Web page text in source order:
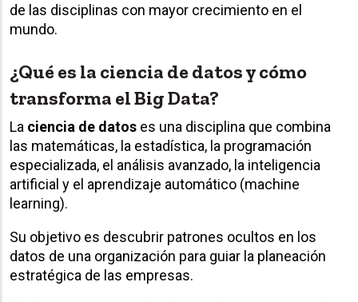
de las disciplinas con mayor crecimiento en el
mundo.
¿Qué es la ciencia de datos y cómo
transforma el Big Data?
La ciencia de datos es una disciplina que combina
las matemáticas, la estadística, la programación
especializada, el análisis avanzado, la inteligencia
artificial y el aprendizaje automático (machine
learning).
Su objetivo es descubrir patrones ocultos en los
datos de una organización para guiar la planeación
estratégica de las empresas.